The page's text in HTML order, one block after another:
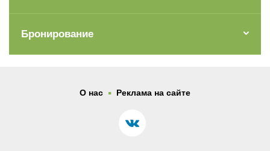
Бронирование
О нас . Реклама на сайте